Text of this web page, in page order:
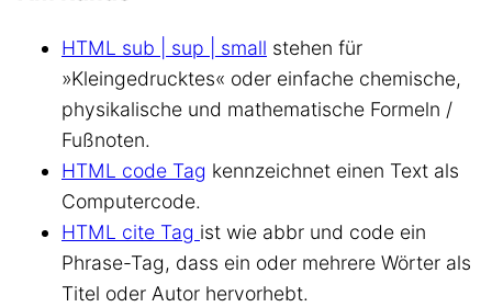
HTML sub | sup | small stehen für
»Kleingedrucktes« oder einfache chemische,
physikalische und mathematische Formeln /
Fußnoten.
HTML code Tag kennzeichnet einen Text als
Computercode.
HTML cite Tag ist wie abbr und code ein
Phrase-Tag, dass ein oder mehrere Wörter als
Titel oder Autor hervorhebt.